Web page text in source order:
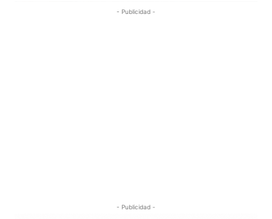
- Publicidad -
- Publicidad -